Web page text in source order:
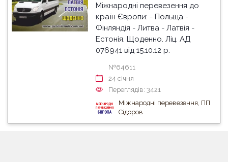
Міжнародні перевезення до
країн Європи: - Польща -
Фінляндія - Литва - Латвія -
Естонія. Щоденно. Ліц. АД
076941 від 15.10.12 р.
№64611
24 cічня
Переглядів: 3421
Міжнародні перевезення, ПП
Сідоров